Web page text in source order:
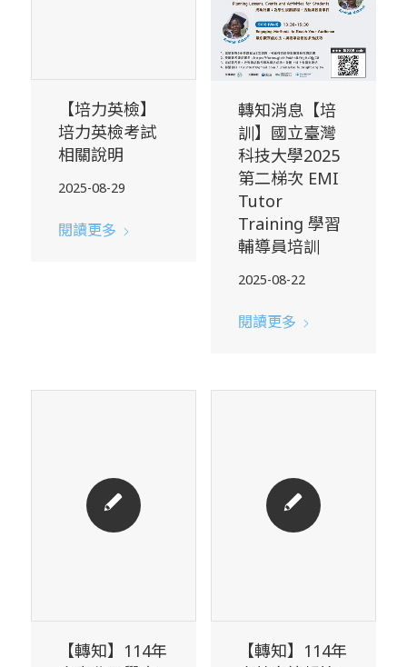
【培力英檢】
培力英檢考試
相關說明
2025-08-29
閱讀更多
轉知消息【培
訓】國立臺灣
科技大學2025
第二梯次 EMI
Tutor
Training 學習
輔導員培訓
2025-08-22
閱讀更多
【轉知】114年
【轉知】114年